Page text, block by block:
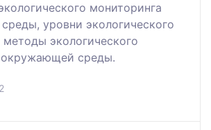
мониторинга
уровни экологического
экологического
окружающей среды.